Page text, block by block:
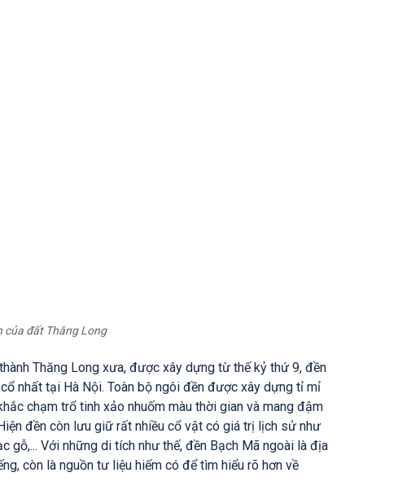
của đất Thăng Long
Thăng Long xưa, được xây dựng từ thế kỷ thứ 9, đền
nhất tại Hà Nội. Toàn bộ ngôi đền được xây dựng tỉ mỉ
chạm trổ tinh xảo nhuốm màu thời gian và mang đậm
đền còn lưu giữ rất nhiều cổ vật có giá trị lịch sử như
gỗ,... Với những di tích như thế, đền Bạch Mã ngoài là địa
còn là nguồn tư liệu hiếm có để tìm hiểu rõ hơn về